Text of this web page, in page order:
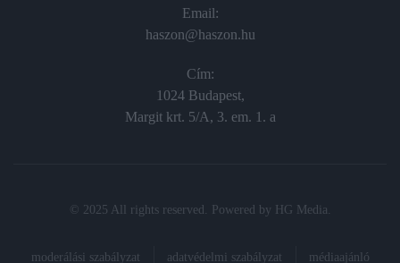
Email:
haszon@haszon.hu
Cím:
1024 Budapest,
Margit krt. 5/A, 3. em. 1. a
© 2025 All rights reserved. Powered by HG Media.
moderálási szabályzat adatvédelmi szabályzat médiaajánló